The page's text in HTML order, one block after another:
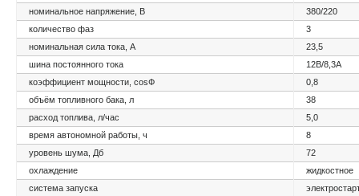
номинальное напряжение, В
380/220
количество фаз
3
номинальная сила тока, А
23,5
шина постоянного тока
12В/8,3А
коэффициент мощности, cosФ
0,8
объём топливного бака, л
38
расход топлива, л/час
5,0
время автономной работы, ч
8
уровень шума, Дб
72
охлаждение
жидкостное
система запуска